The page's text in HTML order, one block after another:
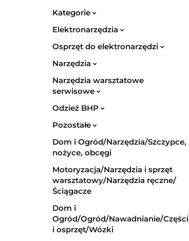
Kategorie
Elektronarzędzia
Osprzęt do elektronarzędzi
Narzędzia
Narzędzia warsztatowe
serwisowe
Odzież BHP
Pozostałe
Dom i Ogród/Narzędzia/Szczypce,
nożyce, obcęgi
Motoryzacja/Narzędzia i sprzęt
warsztatowy/Narzędzia ręczne/
Ściągacze
Dom i
Ogród/Ogród/Nawadnianie/Części
i osprzęt/Wózki